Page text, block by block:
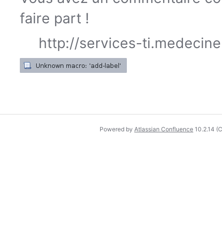
faire part !
http://services-
Powered by Atlassian Confluence 10.2.14